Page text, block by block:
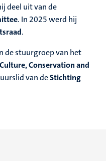
deel uit van de
. In 2025 werd hij
.
de stuurgroep van het
Conservation and
van deStichting